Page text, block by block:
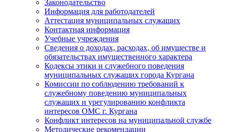
Законодательство
Информация для работодателей
Аттестация муниципальных служащих
Контактная информация
Учебные учреждения
Сведения о доходах, расходах, об имуществе и
обязательствах имущественного характера
Кодексы этики и служебного поведения
муниципальных служащих города Кургана
Комиссии по соблюдению требований к
служебному поведению муниципальных
служащих и урегулированию конфликта
интересов ОМС г. Кургана
Конфликт интересов на муниципальной службе
Методические рекомендации